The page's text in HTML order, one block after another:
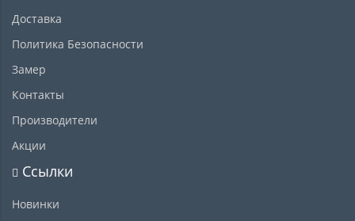
Доставка
Политика Безопасности
Замер
Контакты
Производители
Акции
Ссылки
Новинки